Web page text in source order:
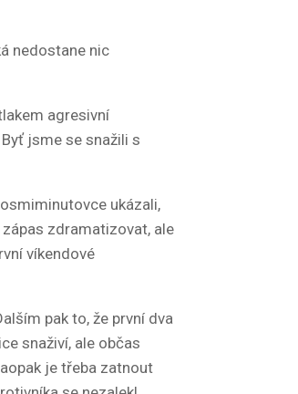
nedostane nic
agresivní
jsme se snažili s
ukázali,
zdramatizovat, ale
víkendové
pak to, že první dva
snaživí, ale občas
je třeba zatnout